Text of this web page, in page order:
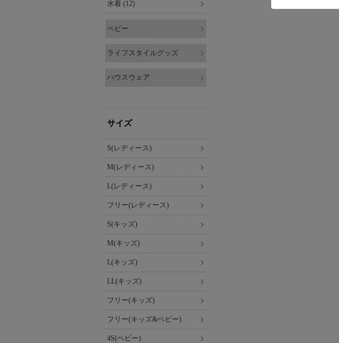
水着 (12)
ベビー
ライフスタイルグッズ
ハウスウェア
サイズ
S(レディース)
M(レディース)
L(レディース)
フリー(レディース)
S(キッズ)
M(キッズ)
L(キッズ)
LL(キッズ)
フリー(キッズ)
フリー(キッズ&ベビー)
4S(ベビー)